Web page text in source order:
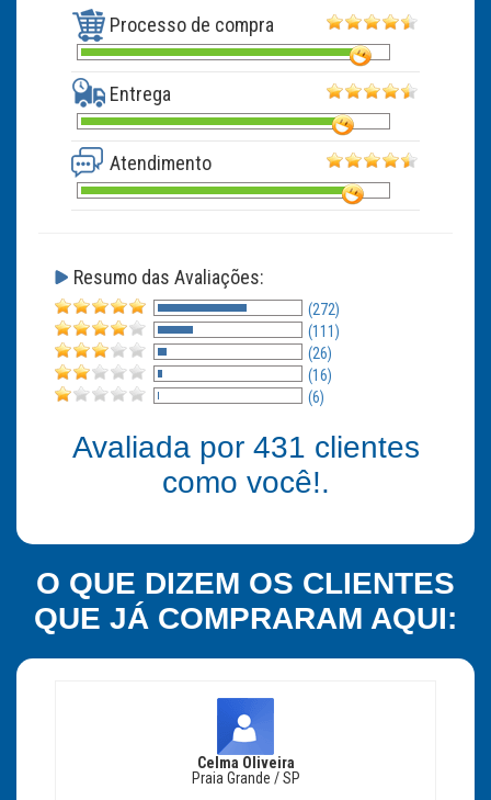
Processo de compra
Entrega
Atendimento
Resumo das Avaliações:
(272)
(111)
(26)
(16)
(6)
Avaliada por 431 clientes
como você!.
O QUE DIZEM OS CLIENTES
QUE JÁ COMPRARAM AQUI:
Celma Oliveira
Praia Grande / SP